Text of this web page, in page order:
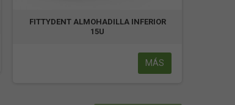
FITTYDENT ALMOHADILLA INFERIOR
15U
MÁS